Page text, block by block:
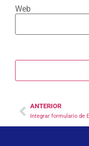
Web
ANTERIOR